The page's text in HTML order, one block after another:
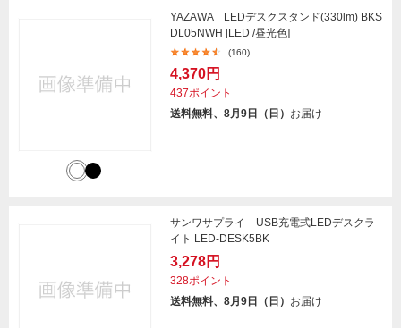
YAZAWA LEDデスクスタンド(330lm) BKS
DL05NWH [LED /昼光色]
(160)
4,370円
437ポイント
送料無料、8月9日（日） お届け
サンワサプライ USB充電式LEDデスクラ
イト LED-DESK5BK
3,278円
328ポイント
送料無料、8月9日（日） お届け